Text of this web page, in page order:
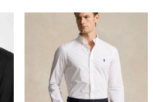
être
choisies